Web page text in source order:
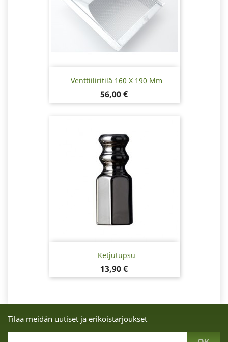
Venttiiliritilä 160 X 190 Mm
Hinta
56,00 €
Ketjutupsu
Hinta
13,90 €
Tilaa meidän uutiset ja erikoistarjoukset